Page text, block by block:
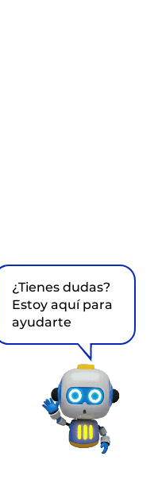
¿Tienes dudas?
Estoy aquí para
ayudarte